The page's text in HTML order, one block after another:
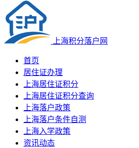
上海积分落户网
首页
居住证办理
上海居住证积分
上海居住证积分查询
上海落户政策
上海落户条件自测
上海入学政策
资讯动态